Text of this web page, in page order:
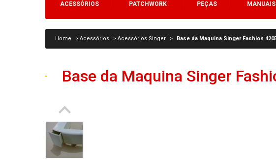
ACESSÓRIOS PATCHWORK PEÇAS MANUAIS
Home > Acessórios > Acessórios Singer > Base da Maquina Singer Fashion
Base da Maquina Singer